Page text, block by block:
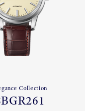
Collection